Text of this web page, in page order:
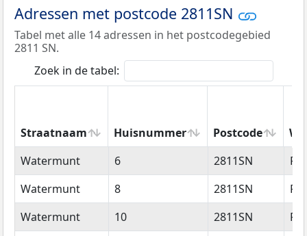
Adressen met postcode 2811SN
Tabel met alle 14 adressen in het postcodegebied
2811 SN.
Zoek in de tabel:
Straatnaam Huisnummer Postcode
Straatnaam
Huisnummer Postcode
Watermunt 6 2811SN
Watermunt
8 2811SN
Watermunt
10 2811SN